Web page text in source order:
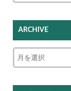
ARCHIVE